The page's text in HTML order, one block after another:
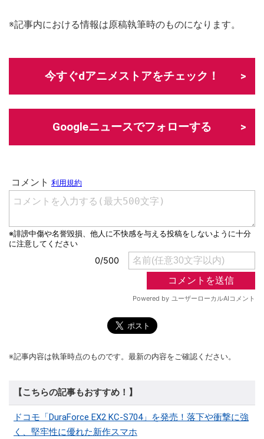
※記事内における情報は原稿執筆時のものになります。
今すぐdアニメストアをチェック！
Googleニュースでフォローする
※記事内容は執筆時点のものです。最新の内容をご確認ください。
【こちらの記事もおすすめ！】
ドコモ「DuraForce EX2 KC-S704」を発売！落下や衝撃に強
く、堅牢性に優れた新作スマホ